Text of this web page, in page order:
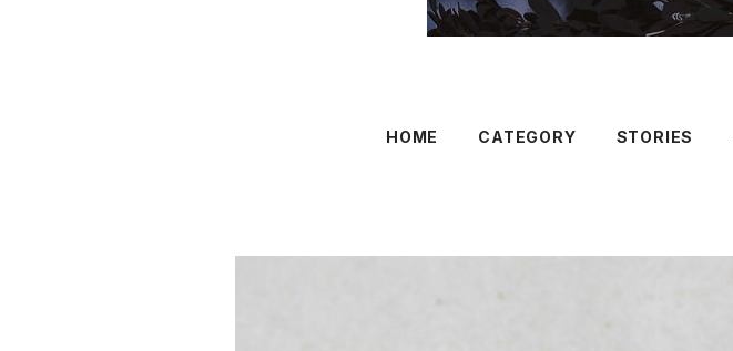
HOME CATEGORY STORIES